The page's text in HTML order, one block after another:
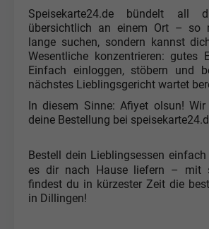
Speisekarte24.de bündelt all
übersichtlich an einem Ort – so
lange suchen, sondern kannst
Wesentliche konzentrieren: gutes
Einfach einloggen, stöbern und
nächstes Lieblingsgericht wartet
In diesem Sinne: Afiyet olsun!
deine Bestellung bei
Bestell dein Lieblingsessen
es dir nach Hause liefern – mit
findest du in kürzester Zeit die
in Dillingen!